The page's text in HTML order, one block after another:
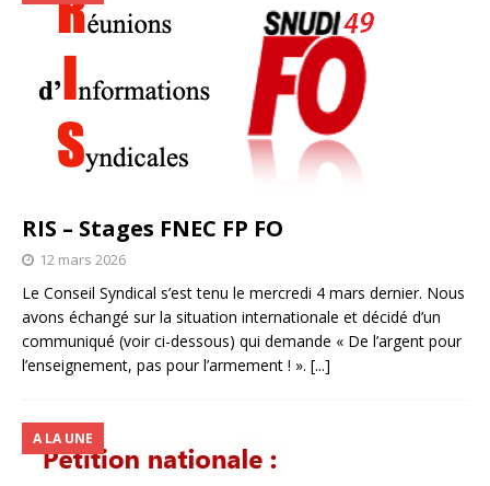
RIS – Stages FNEC FP FO
12 mars 2026
Le Conseil Syndical s’est tenu le mercredi 4 mars dernier. Nous
avons échangé sur la situation internationale et décidé d’un
communiqué (voir ci-dessous) qui demande « De l’argent pour
l’enseignement, pas pour l’armement ! ». [...]
A LA UNE